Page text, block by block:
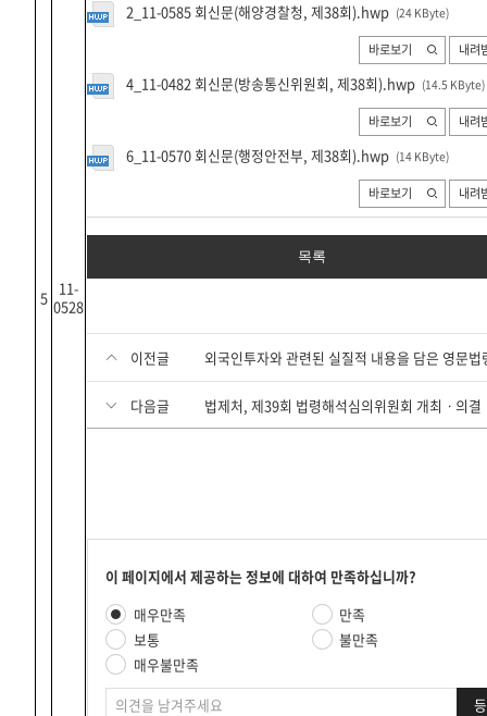
5
11-
0528
2_11-0585 회신문(해양경찰청, 제38회).hwp (24 KByte)
바로보기 내려
4_11-0482 회신문(방송통신위원회, 제38회).hwp (14.5 KByte)
바로보기 내려
6_11-0570 회신문(행정안전부, 제38회).hwp (14 KByte)
바로보기 내려
목록
이전글
다음글 법제처, 제39회 법령해석심의위원회 개최ㆍ의결
콘
츠
만
족
도
조
이 페이지에서 제공하는 정보에 대하여 만족하십니까?
만
족
도
평
가
매우만족
만족
보통
불만족
매우불만족